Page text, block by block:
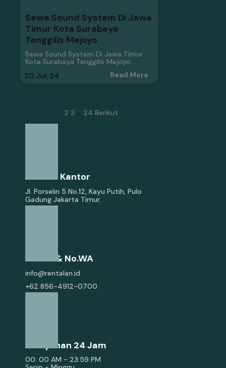
Sewa Sound System Di Jawa
Timur Kota Surabaya
Tenggilis Mejoyo
20 Jul, 24
Sewa Sound System Di Jawa Timur
Kota Surabaya Tenggilis Mejoyo…
Read More
2 3 … 24 Berikut
Alamat Kantor
Jl. Porselin 5 No.12, Kayu Putih, Pulo
Gadung Jakarta Timur.
E-Mail & No.WA
info@rentalan.id
+62 856-4912-0700
Pelayanan 24 Jam
00: 00 AM - 23:59 PM